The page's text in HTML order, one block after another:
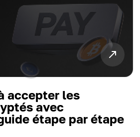
accepter les
avec
étape par étape